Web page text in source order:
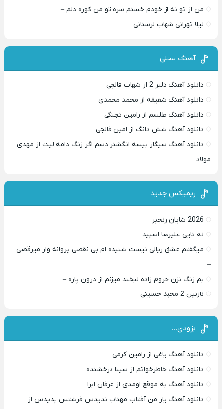
من از تو نه از خودم خستم سره تو من کوره دلم –
لیلا تهرانی شهاب لرستانی
آهنگ محلی
دانلود آهنگ دلبر 2 از شهاب فالجی
دانلود آهنگ شقیقه از محمد محمدی
دانلود آهنگ طلسم از رامین تجنگی
دانلود آهنگ شش دانگ از امین فالجی
دانلود آهنگ سیگار بیسه انگشتر دسم اگر زنگ دامه لیت از مهدی
مولاد
ریمیکس جدید
2026 شایان رنجبر
نه تایی علیرضا اسپید
میگفتم عشق ریالی نیست شنیده ام بی نقصی پروانه وار میرقصی
–
بم زنگ نزن حروم زاده لبخند میزنم از درون پاره –
نازنین 2 مجید حسینی
بزودی…
دانلود آهنگ یاغی از رامین کرمی
دانلود آهنگ خاطرخواتم از سینا درخشنده
دانلود آهنگ به موقع اومدی از عرفان ابرا
دانلود آهنگ یار من آفتاب مهتاب ندیدس فرشتس پدیدس از